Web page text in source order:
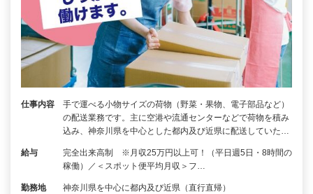
仕事内容
手で運べる小物サイズの荷物（野菜・果物、電子部品など）
の配送業務です。主に空港や流通センターなどで荷物を積み
込み、神奈川県を中心とした都内及び近県に配送していた…
給与
完全出来高制 ※月収25万円以上可！（平日週5日・8時間の
稼働）／＜スポット便平均月収＞フ…
勤務地 神奈川県を中心に都内及び近県（直行直帰）